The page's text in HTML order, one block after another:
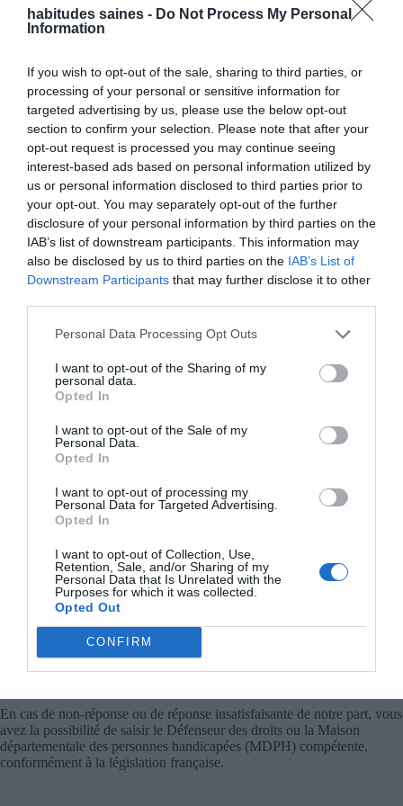
habitudes saines - Do Not Process My Personal
Information
If you wish to opt-out of the sale, sharing to third parties, or
processing of your personal or sensitive information for
targeted advertising by us, please use the below opt-out
section to confirm your selection. Please note that after your
opt-out request is processed you may continue seeing
interest-based ads based on personal information utilized by
us or personal information disclosed to third parties prior to
your opt-out. You may separately opt-out of the further
disclosure of your personal information by third parties on the
IAB’s list of downstream participants. This information may
also be disclosed by us to third parties on the IAB’s List of
Downstream Participants that may further disclose it to other
Personal Data Processing Opt Outs
I want to opt-out of the Sharing of my
personal data.
Opted In
I want to opt-out of the Sale of my
Personal Data.
Opted In
I want to opt-out of processing my
Personal Data for Targeted Advertising.
Opted In
I want to opt-out of Collection, Use,
Retention, Sale, and/or Sharing of my
Personal Data that Is Unrelated with the
Purposes for which it was collected.
Opted Out
CONFIRM
Notre objectif est de respecter au maximum ces recommandations,
dans la limite de nos moyens techniques.
– Utilisation de balises structurantes (titres, listes, etc.) pour organiser le
contenu et faciliter la navigation via un lecteur d’écran.
– Contraste de couleurs vérifié pour garantir une lisibilité convenable
du texte.
– Navigation au clavier : les éléments interactifs (liens, menus) sont
utilisables via la touche “Tab”.
– Évitement des images de texte : nous privilégions le texte brut pour
les informations clés.
– Texte alternatif pour les images : nous tentons de fournir une
description appropriée pour toute image informative.
4. Limitations ou améliorations en cours
Nous mettons tout en œuvre pour rendrehttps://habitudes-saines.fr
peuvent subsister, par exemple :
– Vidéos intégrées sans sous-titrages ou transcription. – Formulaires de
– Certain contenu ancien (articles, images) qui n’a pas encore été
entièrement audité.
Nous travaillons progressivement à corriger ces points.
5. Contact en cas de difficulté
Si vous rencontrez un problème d’accessibilité sur
Adresse e-mail :
Formulaire de contact :https://habitudes-saines.fr/contact
En nous indiquant la page ou la fonctionnalité concernée, ainsi que la
nature du problème, vous nous aidez à améliorer durablement
l’accessibilité du site.
En cas de non-réponse ou de réponse insatisfaisante de notre part, vous
avez la possibilité de saisir le Défenseur des droits ou la Maison
départementale des personnes handicapées (MDPH) compétente,
conformément à la législation française.